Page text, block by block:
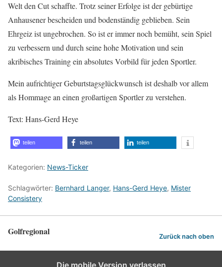
Welt den Cut schaffte. Trotz seiner Erfolge ist der gebürtige
Anhausener bescheiden und bodenständig geblieben. Sein
Ehrgeiz ist ungebrochen. So ist er immer noch bemüht, sein Spiel
zu verbessern und durch seine hohe Motivation und sein
akribisches Training ein absolutes Vorbild für jeden Sportler.
Mein aufrichtiger Geburtstagsglückwunsch ist deshalb vor allem
als Hommage an einen großartigen Sportler zu verstehen.
Text: Hans-Gerd Heye
teilen teilen teilen
Kategorien: News-Ticker
Schlagwörter: Bernhard Langer, Hans-Gerd Heye, Mister
Consistery
Golfregional Zurück nach oben
Die mobile Version verlassen